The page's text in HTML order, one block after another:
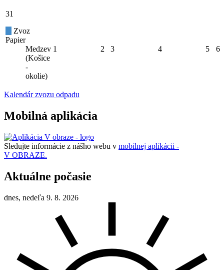
31
Zvoz
Papier
Medzev
(Košice
-
okolie)
1 2 3 4 5 6
Kalendár zvozu odpadu
Mobilná aplikácia
Sledujte informácie z nášho webu v mobilnej aplikácii -
V OBRAZE.
Aktuálne počasie
dnes, nedeľa 9. 8. 2026